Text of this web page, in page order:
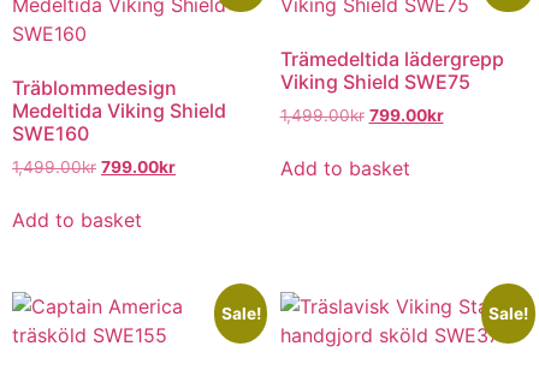
Träblommedesign
Medeltida Viking Shield
SWE160
1,499.00kr 799.00kr
Add to basket
Trämedeltida lädergrepp
Viking Shield SWE75
1,499.00kr 799.00kr
Add to basket
Sale! Sale!